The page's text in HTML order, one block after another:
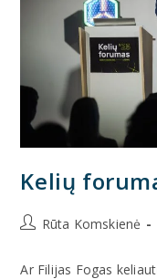
Kelių
Rūta Komskienė
Ar Filijas Fogas